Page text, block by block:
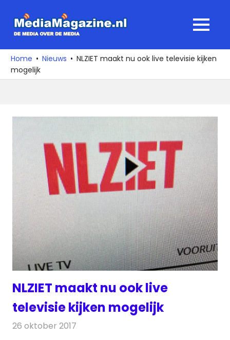
naar
media
over
de
MENU
Home Nieuws
NLZIET maakt nu ook live televisie kijken
mogelijk
NLZIET maakt nu ook live
televisie kijken mogelijk
26 oktober 2017